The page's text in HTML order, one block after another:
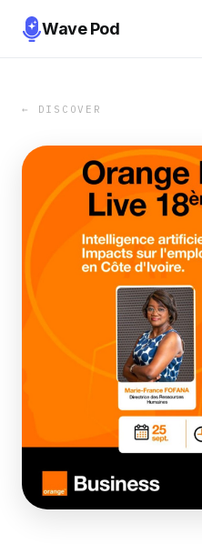
Wave Pod
← DISCOVER